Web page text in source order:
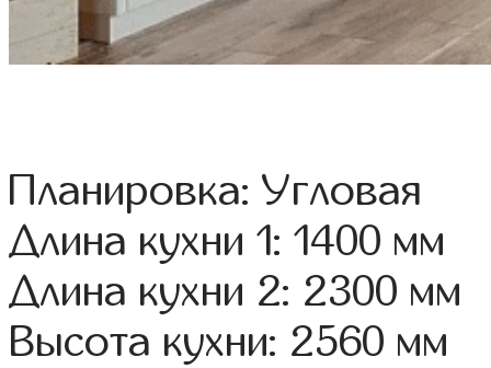
Планировка: Угловая
Длина кухни 1: 1400 мм
Длина кухни 2: 2300 мм
Высота кухни: 2560 мм